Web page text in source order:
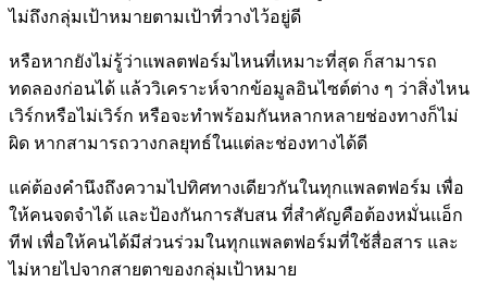
ไม่ถึงกลุ่มเป้าหมายตามเป้าที่วางไว้อยู่ดี
หรือหากยังไม่รู้ว่าแพลตฟอร์มไหนที่เหมาะที่สุด ก็สามารถ
ทดลองก่อนได้ แล้ววิเคราะห์จากข้อมูลอินไซต์ต่าง ๆ ว่าสิ่งไหน
เวิร์กหรือไม่เวิร์ก หรือจะทำพร้อมกันหลากหลายช่องทางก็ไม่
ผิด หากสามารถวางกลยุทธ์ในแต่ละช่องทางได้ดี
แค่ต้องคำนึงถึงความไปทิศทางเดียวกันในทุกแพลตฟอร์ม เพื่อ
ให้คนจดจำได้ และป้องกันการสับสน ที่สำคัญคือต้องหมั่นแอ็ก
ทีฟ เพื่อให้คนได้มีส่วนร่วมในทุกแพลตฟอร์มที่ใช้สื่อสาร และ
ไม่หายไปจากสายตาของกลุ่มเป้าหมาย